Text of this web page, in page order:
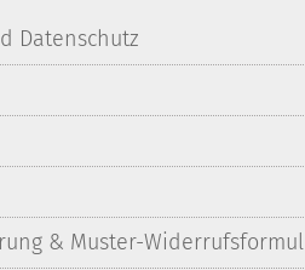
Datenschutz
& Muster-